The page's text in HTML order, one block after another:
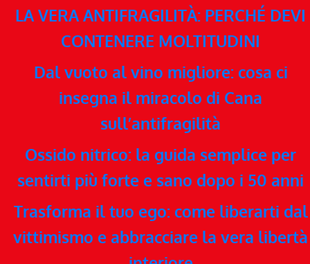
LA VERA ANTIFRAGILITÀ: PERCHÉ DEVI
CONTENERE MOLTITUDINI
Dal vuoto al vino migliore: cosa ci
insegna il miracolo di Cana
sull’antifragilità
Ossido nitrico: la guida semplice per
sentirti più forte e sano dopo i 50 anni
Trasforma il tuo ego: come liberarti dal
vittimismo e abbracciare la vera libertà